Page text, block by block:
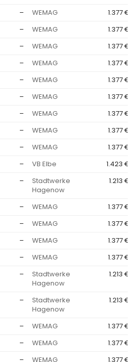
– WEMAG
1.377 €
– WEMAG
1.377 €
– WEMAG
1.377 €
– WEMAG
1.377 €
– WEMAG
1.377 €
– WEMAG
1.377 €
– WEMAG
1.377 €
– WEMAG
1.377 €
– WEMAG
1.377 €
– VB Elbe
1.423 €
–
Stadtwerke
Hagenow
1.213 €
– WEMAG
1.377 €
– WEMAG
1.377 €
– WEMAG
1.377 €
– WEMAG
1.377 €
–
Stadtwerke
Hagenow
1.213 €
–
Stadtwerke
Hagenow
1.213 €
– WEMAG
1.377 €
– WEMAG
1.377 €
– WEMAG 1.377 €